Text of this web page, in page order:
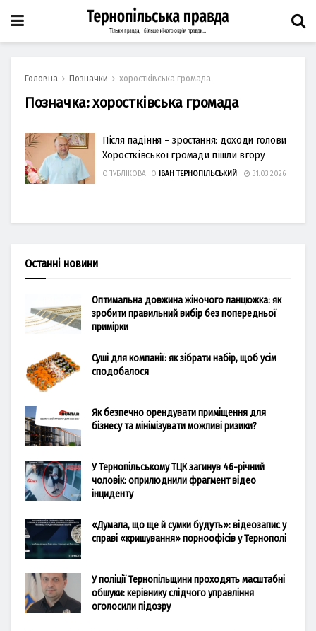
Головна Позначки хоростківська громада
Позначка:хоростківська громада
Після падіння – зростання: доходи голови
Хоростківської громади пішли вгору
ОПУБЛІКОВАНО ІВАН ТЕРНОПІЛЬСЬКИЙ 31.03.2026
Останні новини
Оптимальна довжина жіночого ланцюжка: як
зробити правильний вибір без попередньої
примірки
Суші для компанії: як зібрати набір, щоб усім
сподобалося
Як безпечно орендувати приміщення для
бізнесу та мінімізувати можливі ризики?
У Тернопільському ТЦК загинув 46-річний
чоловік: оприлюднили фрагмент відео
інциденту
«Думала, що ще й сумки будуть»: відеозапис у
справі «кришування» порноофісів у Тернополі
У поліції Тернопільщини проходять масштабні
обшуки: керівнику слідчого управління
оголосили підозру